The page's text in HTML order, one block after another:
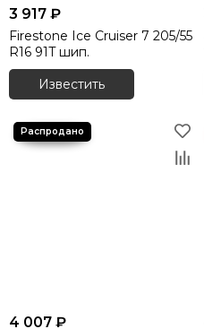
3 917 ₽
Firestone Ice Cruiser 7 205/55
R16 91T шип.
Известить
4 007 ₽